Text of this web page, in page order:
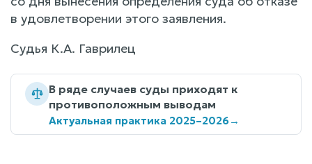
в удовлетворении этого заявления.
Судья К.А. Гаврилец
В ряде случаев суды приходят к
противоположным выводам
Актуальная практика 2025–2026→